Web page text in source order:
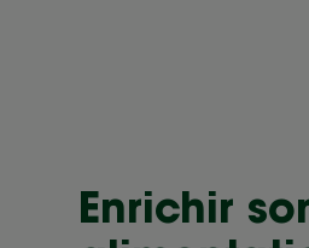
Enrichir